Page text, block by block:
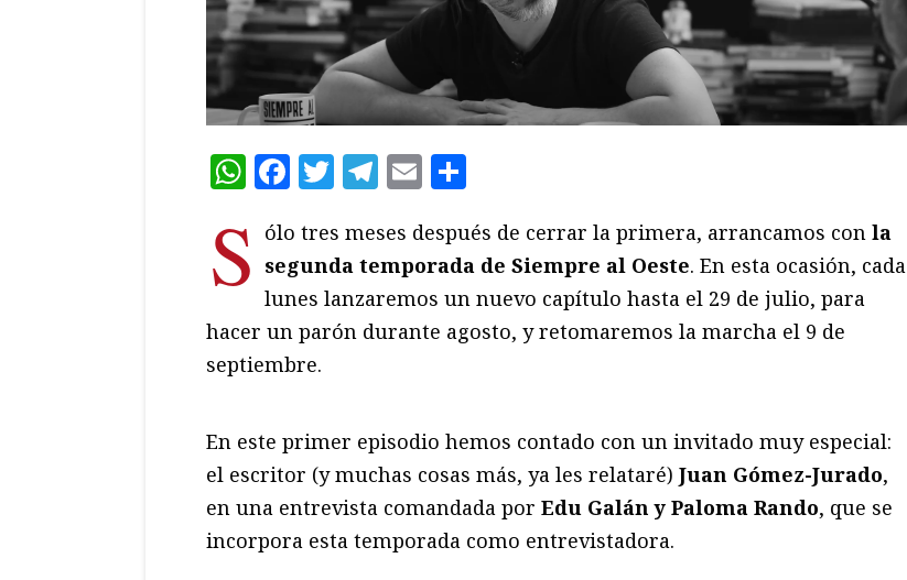
WhatsApp
Facebook
Twitter
Telegram
Email
S ólo tres meses después de cerrar la primera, arrancamos con la
segunda temporada de Siempre al Oeste. En esta ocasión, cada
lunes lanzaremos un nuevo capítulo hasta el 29 de julio, para
hacer un parón durante agosto, y retomaremos la marcha el 9 de
septiembre.
En este primer episodio hemos contado con un invitado muy especial:
el escritor (y muchas cosas más, ya les relataré) Juan Gómez-Jurado,
en una entrevista comandada por Edu Galán y Paloma Rando, que se
incorpora esta temporada como entrevistadora.